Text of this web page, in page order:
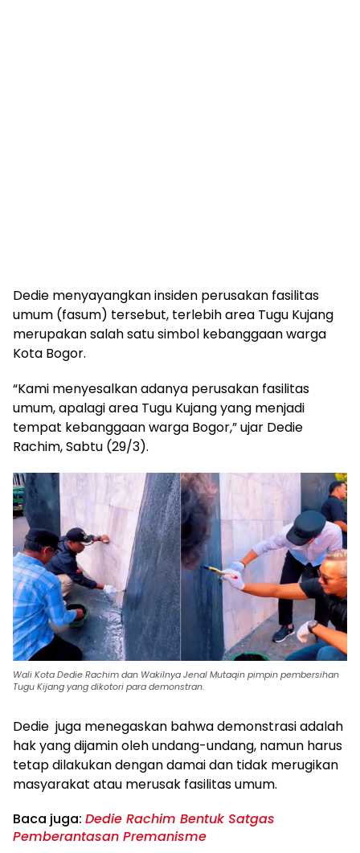
Dedie menyayangkan insiden perusakan fasilitas
umum (fasum) tersebut, terlebih area Tugu Kujang
merupakan salah satu simbol kebanggaan warga
Kota Bogor.
“Kami menyesalkan adanya perusakan fasilitas
umum, apalagi area Tugu Kujang yang menjadi
tempat kebanggaan warga Bogor,” ujar Dedie
Rachim, Sabtu (29/3).
Wali Kota Dedie Rachim dan Wakilnya Jenal Mutaqin pimpin pembersihan
Tugu Kijang yang dikotori para demonstran.
Dedie juga menegaskan bahwa demonstrasi adalah
hak yang dijamin oleh undang-undang, namun harus
tetap dilakukan dengan damai dan tidak merugikan
masyarakat atau merusak fasilitas umum.
Baca juga: Dedie Rachim Bentuk Satgas
Pemberantasan Premanisme